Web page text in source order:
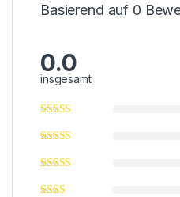
Basierend auf 0
0.0
insgesamt